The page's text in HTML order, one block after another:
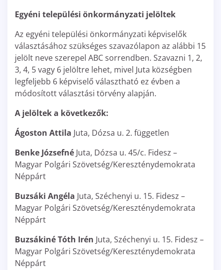
Egyéni települési önkormányzati jelöltek
Az egyéni települési önkormányzati képviselők
választásához szükséges szavazólapon az alábbi 15
jelölt neve szerepel ABC sorrendben. Szavazni 1, 2,
3, 4, 5 vagy 6 jelöltre lehet, mivel Juta községben
legfeljebb 6 képviselő választható ez évben a
módosított választási törvény alapján.
A jelöltek a következők:
Ágoston Attila Juta, Dózsa u. 2. független
Benke Józsefné Juta, Dózsa u. 45/c. Fidesz –
Magyar Polgári Szövetség/Kereszténydemokrata
Néppárt
Buzsáki Angéla Juta, Széchenyi u. 15. Fidesz –
Magyar Polgári Szövetség/Kereszténydemokrata
Néppárt
Buzsákiné Tóth Irén Juta, Széchenyi u. 15. Fidesz –
Magyar Polgári Szövetség/Kereszténydemokrata
Néppárt